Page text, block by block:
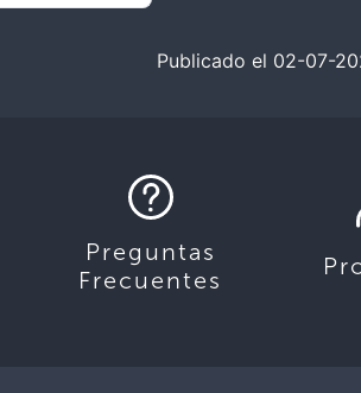
Publicado el 02-07-
Preguntas
Frecuentes